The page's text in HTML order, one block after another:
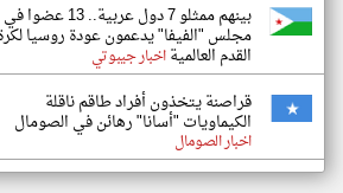
بينهم ممثلو 7 دول عربية.. 13 عضوا في
مجلس "الفيفا" يدعمون عودة روسيا
القدم العالميةاخبار جيبوتي
قراصنة يتخذون أفراد طاقم ناقلة
الكيماويات "أسانا" رهائن في الصومال
اخبار الصومال